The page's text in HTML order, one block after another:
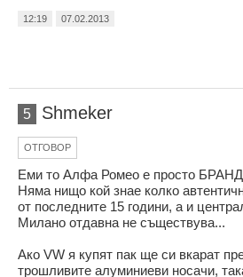
12:19 07.02.2013
5 Shmeker
ОТГОВОР
Еми то Алфа Ромео е просто
Няма нищо кой знае колко
от последните 15 години, а и
Милано отдавна не съществува...
Ако VW я купят пак ще си вкарат
трошливите алуминиеви носачи,